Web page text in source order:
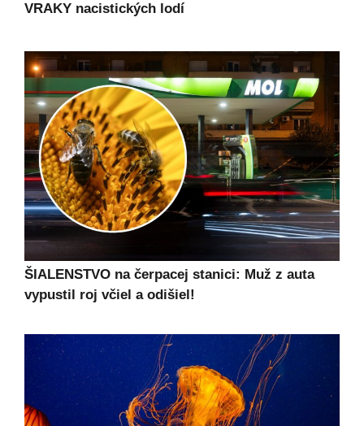
VRAKY nacistických lodí
ŠIALENSTVO na čerpacej stanici: Muž z auta
vypustil roj včiel a odišiel!